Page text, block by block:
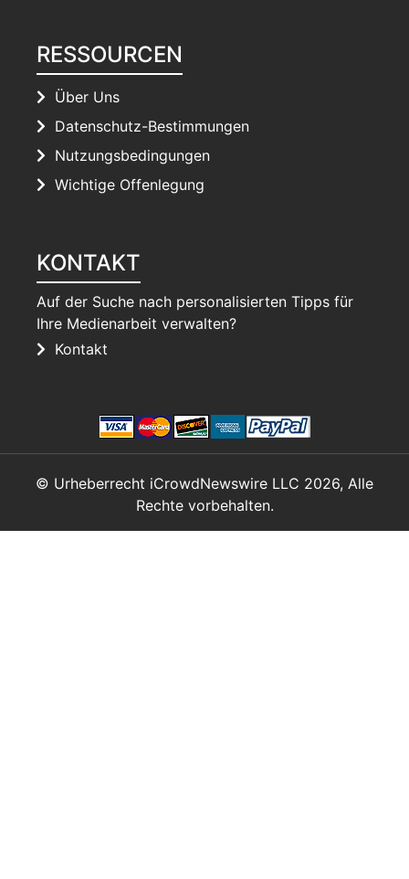
RESSOURCEN
Über Uns
Datenschutz-Bestimmungen
Nutzungsbedingungen
Wichtige Offenlegung
KONTAKT
Auf der Suche nach personalisierten Tipps für
Ihre Medienarbeit verwalten?
Kontakt
© Urheberrecht iCrowdNewswire LLC 2026, Alle
Rechte vorbehalten.